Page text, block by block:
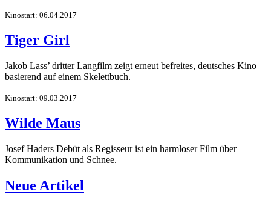
Kinostart: 06.04.2017
Tiger Girl
Jakob Lass’ dritter Langfilm zeigt erneut befreites, deutsches Kino
basierend auf einem Skelettbuch.
Kinostart: 09.03.2017
Wilde Maus
Josef Haders Debüt als Regisseur ist ein harmloser Film über
Kommunikation und Schnee.
Neue Artikel